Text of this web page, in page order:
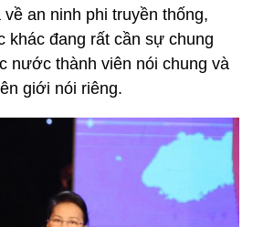
an ninh phi truyền thống,
khác đang rất cần sự chung
nước thành viên nói chung và
giới nói riêng.